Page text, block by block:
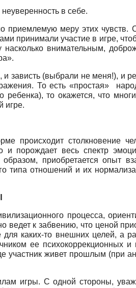
в себе.
приемлемую меру этих
принимали участие в игре,
внимательным,
зависть (выбрали не меня!), и
То есть «простая»
ребенка), то окажется, что
игре.
происходит столкновение
весь спектр
приобретается опыт
типа отношений и их
процесса,
ведет к забвению, что ценой
каких-то внешних целей, а
ее психокоррекционных
участник живет прошлым (при
игры. С одной стороны,